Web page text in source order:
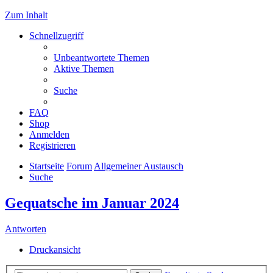
Zum Inhalt
Schnellzugriff
Unbeantwortete Themen
Aktive Themen
Suche
FAQ
Shop
Anmelden
Registrieren
Startseite Forum Allgemeiner Austausch
Suche
Gequatsche im Januar 2024
Antworten
Druckansicht